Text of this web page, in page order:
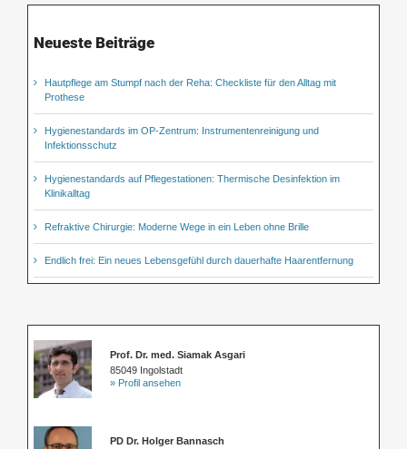
Neueste Beiträge
Hautpflege am Stumpf nach der Reha: Checkliste für den Alltag mit
Prothese
Hygienestandards im OP-Zentrum: Instrumentenreinigung und
Infektionsschutz
Hygienestandards auf Pflegestationen: Thermische Desinfektion im
Klinikalltag
Refraktive Chirurgie: Moderne Wege in ein Leben ohne Brille
Endlich frei: Ein neues Lebensgefühl durch dauerhafte Haarentfernung
Prof. Dr. med. Siamak Asgari
85049 Ingolstadt
» Profil ansehen
PD Dr. Holger Bannasch